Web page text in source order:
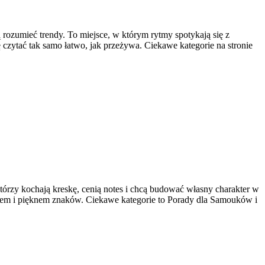
trendy. To miejsce, w którym rytmy spotykają się z
tak samo łatwo, jak przeżywa. Ciekawe kategorie na stronie
kochają kreskę, cenią notes i chcą budować własny charakter w
i pięknem znaków. Ciekawe kategorie to Porady dla Samouków i